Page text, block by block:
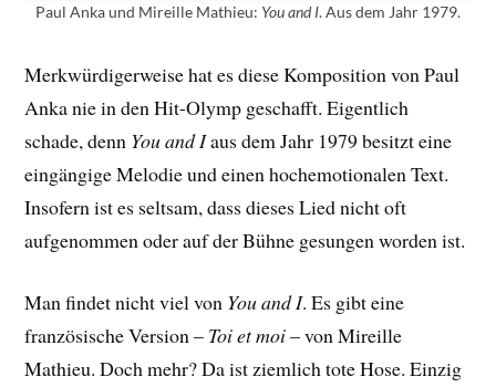
Paul Anka und Mireille Mathieu: You and I. Aus dem Jahr 1979.
Merkwürdigerweise hat es diese Komposition von Paul
Anka nie in den Hit-Olymp geschafft. Eigentlich
schade, denn You and Iaus dem Jahr 1979 besitzt eine
eingängige Melodie und einen hochemotionalen Text.
Insofern ist es seltsam, dass dieses Lied nicht oft
aufgenommen oder auf der Bühne gesungen worden ist.
Man findet nicht viel von You and I. Es gibt eine
französische Version – Toi et moi– von Mireille
Mathieu. Doch mehr? Da ist ziemlich tote Hose. Einzig